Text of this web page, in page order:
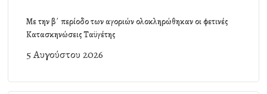
Με την β΄ περίοδο των αγοριών ολοκληρώθηκαν οι φετινές
Κατασκηνώσεις Ταϋγέτης
5 Αυγούστου 2026